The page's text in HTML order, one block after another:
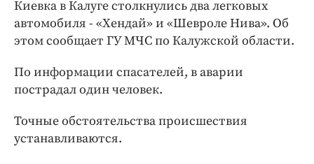
Работодатель года
Киевка в Калуге столкнулись два легковых
автомобиля - «Хендай» и «Шевроле Нива». Об
этом сообщает ГУ МЧС по Калужской области.
По информации спасателей, в аварии
пострадал один человек.
Точные обстоятельства происшествия
устанавливаются.